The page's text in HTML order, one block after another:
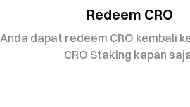
Redeem CRO
Anda dapat redeem CRO kembali
CRO Staking kapan